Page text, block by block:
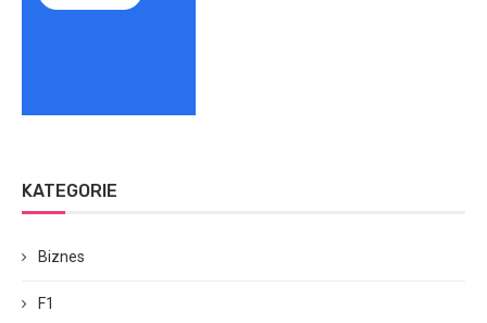
KATEGORIE
Biznes
F1